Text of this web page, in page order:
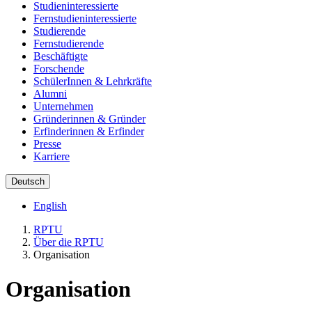
Studieninteressierte
Fernstudieninteressierte
Studierende
Fernstudierende
Beschäftigte
Forschende
SchülerInnen & Lehrkräfte
Alumni
Unternehmen
Gründerinnen & Gründer
Erfinderinnen & Erfinder
Presse
Karriere
Deutsch
English
RPTU
Über die RPTU
Organisation
Organisation